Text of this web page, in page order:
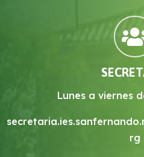
Lunes a viernes
rg